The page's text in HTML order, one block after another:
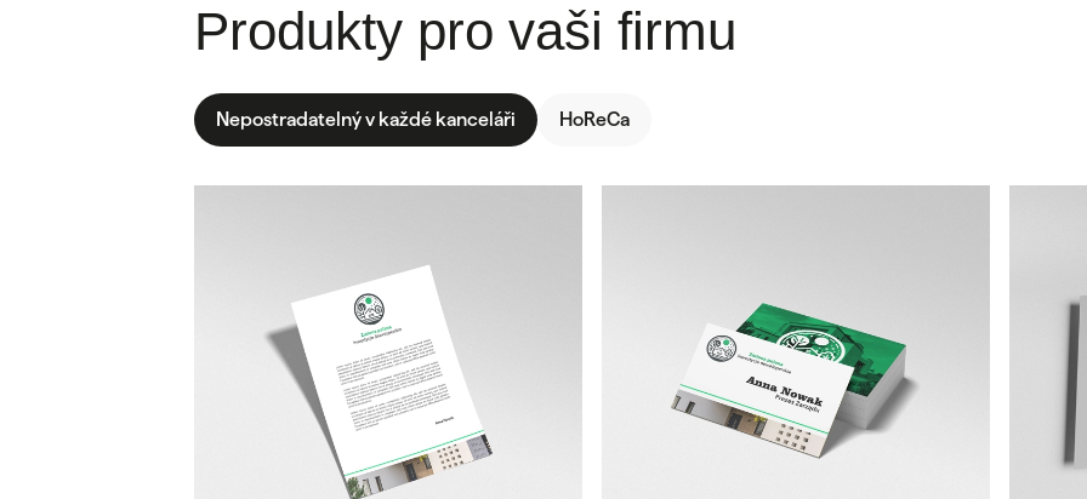
Produkty pro vaši firmu
Nepostradatelný v každé kanceláři HoReCa